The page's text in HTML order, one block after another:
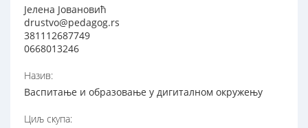
Јелена Јовановић
drustvo@pedagog.rs
381112687749
0668013246
Назив:
Васпитање и образовање у дигиталном окружењу
Циљ скупа: